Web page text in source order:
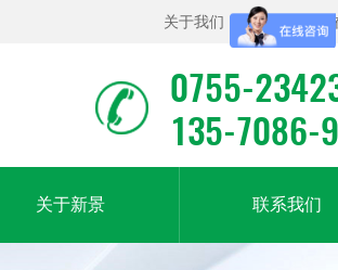
关于我们 | 联系我们 |
0755-
135-7086-
关于新景 联系我们